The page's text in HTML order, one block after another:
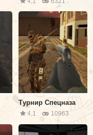
Турнир Спецназа
4,1 10963